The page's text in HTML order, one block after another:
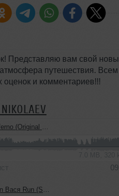
Представляю вам свой
путешествия. Всем
и комментариев!!!
(Original Mix)
(Sub Culture Bootleg)